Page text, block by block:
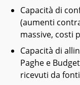
Capacità di
(aumenti
massive, costi
Capacità di
Paghe e
ricevuti da